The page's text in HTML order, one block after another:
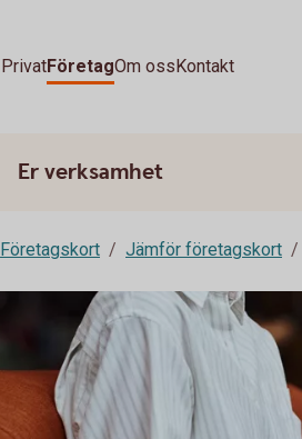
PrivatFöretagOm ossKontakt
Er verksamhet
Företagskort Jämför företagskort